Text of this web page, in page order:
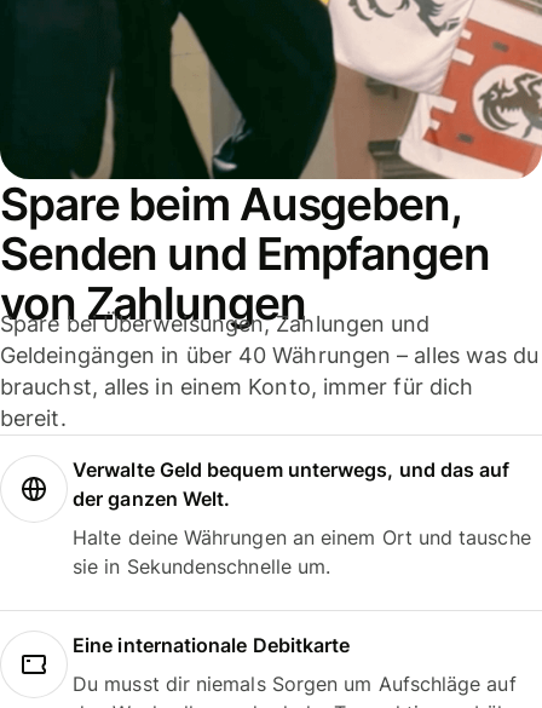
Spare beim Ausgeben,
Senden und Empfangen
von Zahlungen
Spare bei Überweisungen, Zahlungen und
Geldeingängen in über 40 Währungen – alles was du
brauchst, alles in einem Konto, immer für dich
bereit.
Verwalte Geld bequem unterwegs, und das auf
der ganzen Welt.
Halte deine Währungen an einem Ort und tausche
sie in Sekundenschnelle um.
Eine internationale Debitkarte
Du musst dir niemals Sorgen um Aufschläge auf